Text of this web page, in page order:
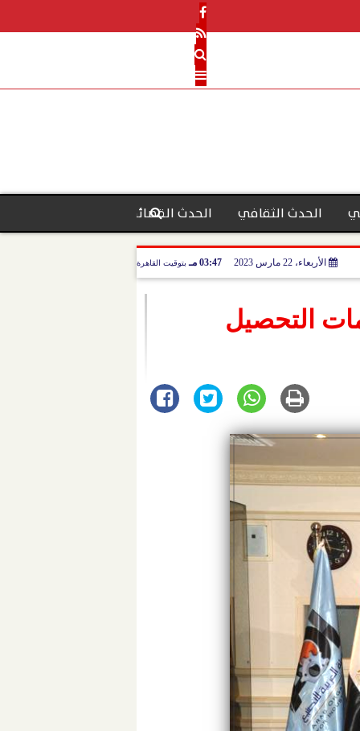
الحدث الثقافي الحدث القضائي
الأربعاء، 22 مارس 2023 03:47 مـ بتوقيت القاهرة
التحصيل